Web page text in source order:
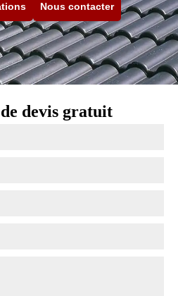
Nous contacter
devis gratuit